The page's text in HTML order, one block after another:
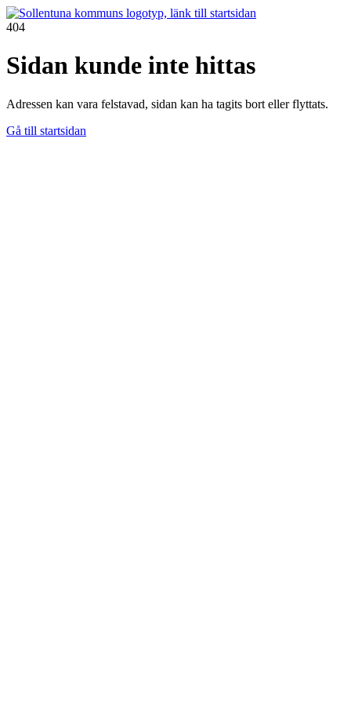
404
Sidan kunde inte hittas
Adressen kan vara felstavad, sidan kan ha tagits bort eller flyttats.
Gå till startsidan